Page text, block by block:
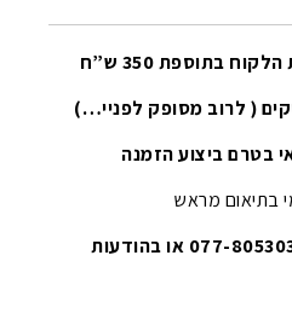
בתוספת 350 ש”ח
בטרם ביצוע הזמנה
בתיאום מראש
מוקד הזמנות ובירורים: 077-8053030 או בהודעות